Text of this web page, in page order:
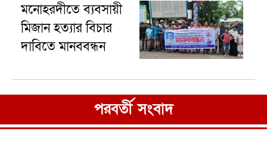
মনোহরদীতে ব্যবসায়ী
মিজান হত্যার বিচার
দাবিতে মানববন্ধন
পরবর্তী সংবাদ